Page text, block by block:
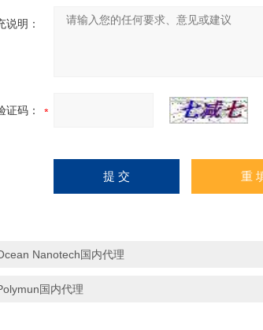
说明：
证码：
Nanotech国内代理
国内代理